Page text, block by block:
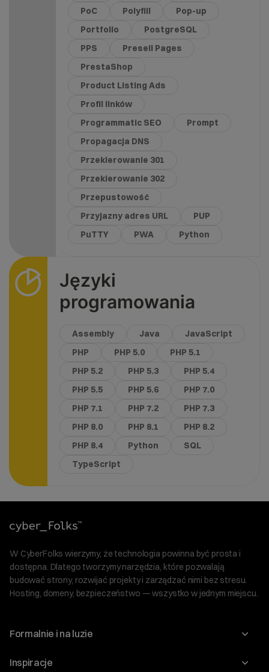
PoC
Polyfill
Pop-up
Portfolio
PostgreSQL
PPS
Presell Pages
PrestaShop
Product Listing Ads
Profil linków
Programmatic SEO
Prompt
Propagacja DNS
Przekierowanie 301
Przekierowanie 302
Przepustowość
Przyjazny adres URL
PUP
PuTTY
PWA Python
Języki
programowania
Assembly Java
JavaScript
PHP
PHP 5.0
PHP 5.1
PHP 5.2
PHP 5.3
PHP 5.4
PHP 5.5
PHP 5.6
PHP 7.0
PHP 7.1
PHP 7.2
PHP 7.3
PHP 8.0
PHP 8.1
PHP 8.2
PHP 8.4
Python
SQL
TypeScript
W CyberFolks wierzymy, że technologia powinna być prosta i
dostępna. Dlatego tworzymy narzędzia, które pozwalają
budować strony, rozwijać projekty i zarządzać nimi bez stresu.
Hosting, domeny, bezpieczeństwo — wszystko w jednym miejscu.
Formalnie i na luzie
O nas
Inspiracje